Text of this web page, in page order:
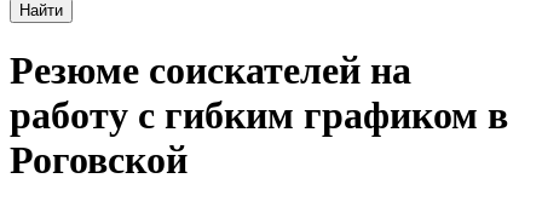
Найти
Резюме соискателей на
работу с гибким графиком в
Роговской